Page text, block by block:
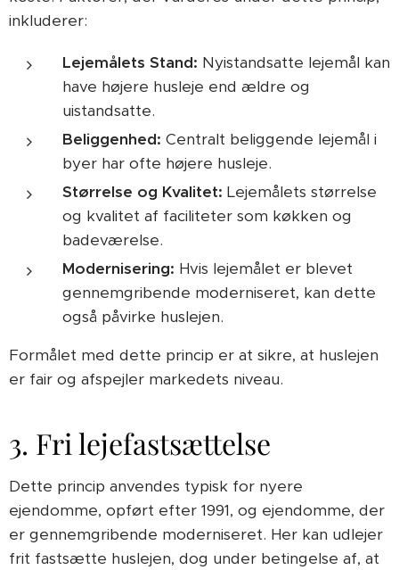
inkluderer:
Lejemålets Stand: Nyistandsatte lejemål kan
have højere husleje end ældre og
uistandsatte.
Beliggenhed: Centralt beliggende lejemål i
byer har ofte højere husleje.
Størrelse og Kvalitet: Lejemålets størrelse
og kvalitet af faciliteter som køkken og
badeværelse.
Modernisering: Hvis lejemålet er blevet
gennemgribende moderniseret, kan dette
også påvirke huslejen.
Formålet med dette princip er at sikre, at huslejen
er fair og afspejler markedets niveau.
3. Fri lejefastsættelse
Dette princip anvendes typisk for nyere
ejendomme, opført efter 1991, og ejendomme, der
er gennemgribende moderniseret. Her kan udlejer
frit fastsætte huslejen, dog under betingelse af, at